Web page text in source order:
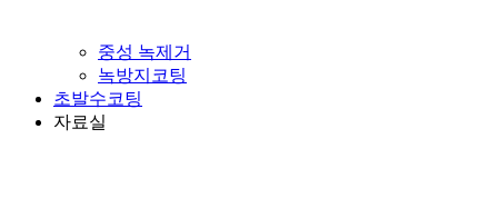
중성 녹제거
녹방지코팅
초발수코팅
자료실